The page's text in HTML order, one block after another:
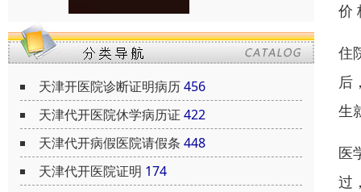
天津开医院诊断证明病历456
天津代开医院休学病历证 422
天津代开病假医院请假条 448
天津代开医院证明 174
价
住
后
生
医
过